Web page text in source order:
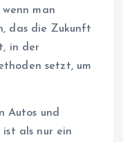
man
das die Zukunft
in der
setzt, um
Autos und
als nur ein